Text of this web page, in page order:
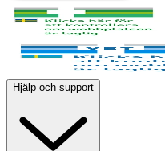
Hjälp och support